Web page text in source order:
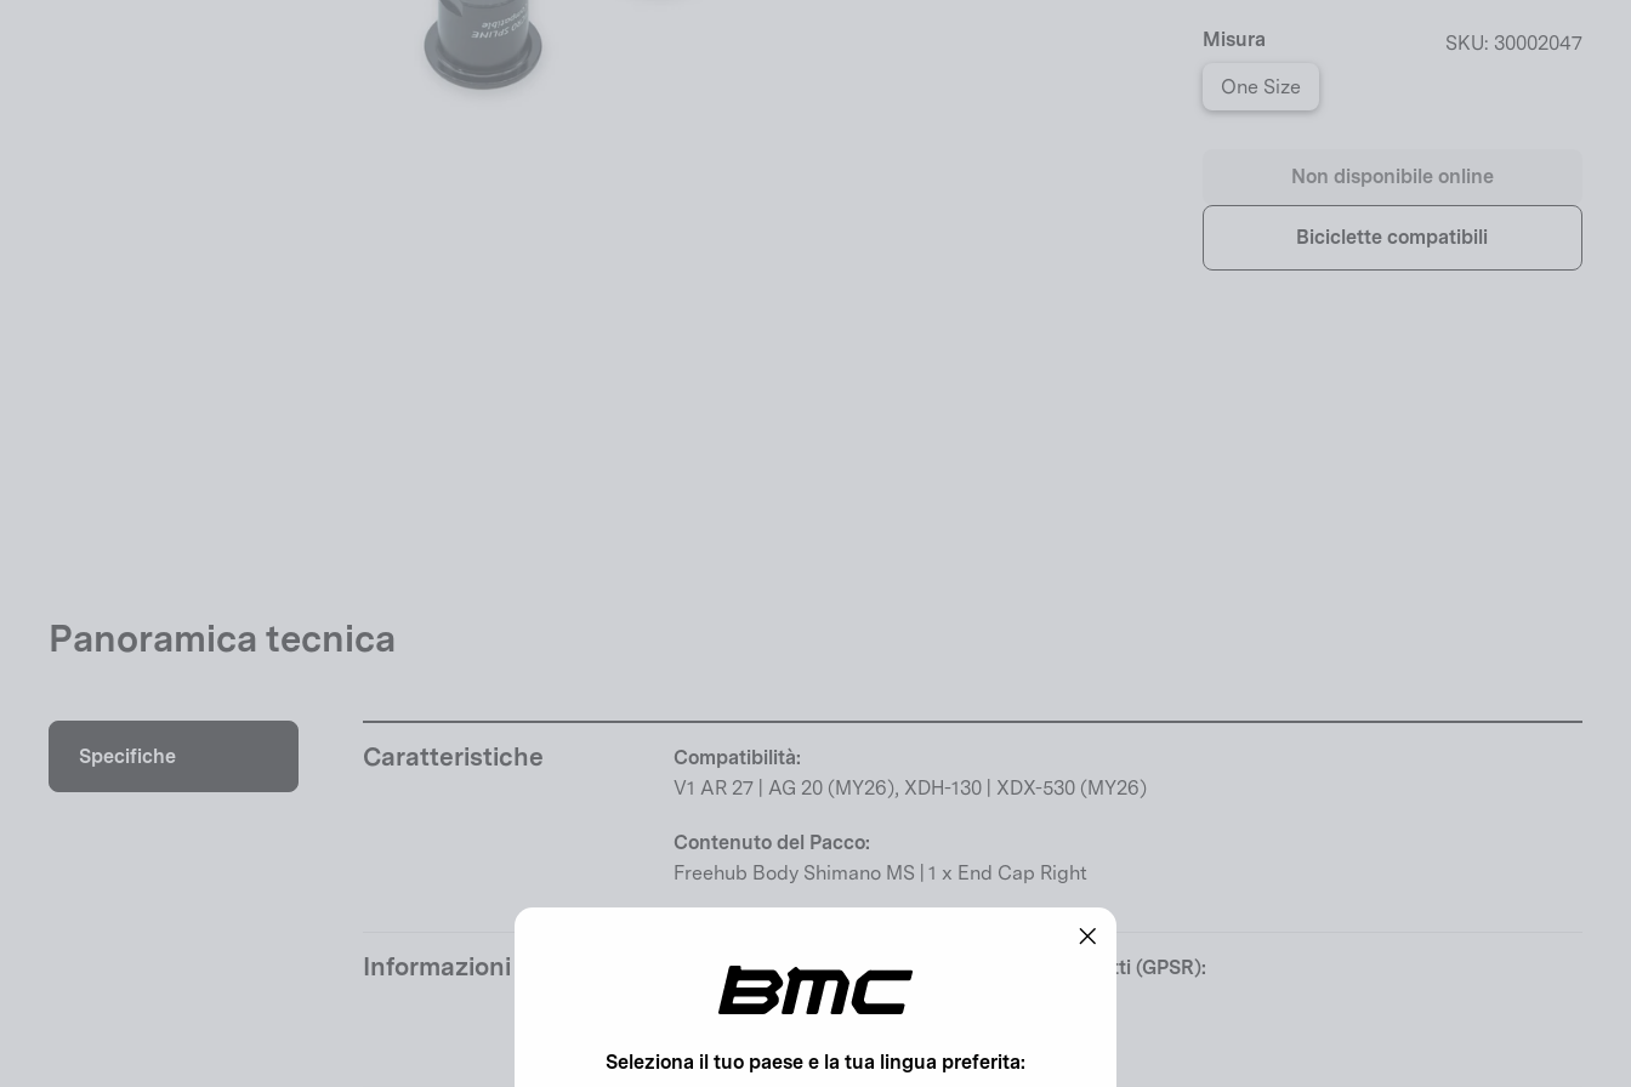
Unisciti alla comunità BMC
SKU: 30002047
Misura
One Size
Non disponibile online
Biciclette compatibili
Panoramica tecnica
Specifiche Caratteristiche
Compatibilità:
V1 AR 27 | AG 20 (MY26), XDH-130 | XDX-530 (MY26)
Contenuto del Pacco:
Freehub Body Shimano MS | 1 x End Cap Right
Informazioni aggiuntive
Regolamento sulla sicurezza generale dei prodotti (GPSR):
Avvertenze di sicurezza GPSR (UE)
Seleziona il tuo paese e la tua lingua preferita:
"Chiudi